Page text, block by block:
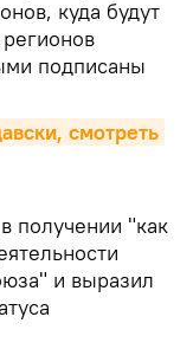
куда будут
подписаны
смотреть
получении "как
и выразил